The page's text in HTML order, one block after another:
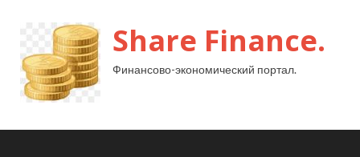
Share Finance.
Финансово-экономический портал.